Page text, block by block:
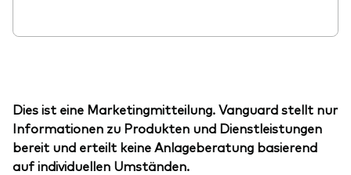
Dies ist eine Marketingmitteilung. Vanguard stellt nur
Informationen zu Produkten und Dienstleistungen
bereit und erteilt keine Anlageberatung basierend
auf individuellen Umständen.